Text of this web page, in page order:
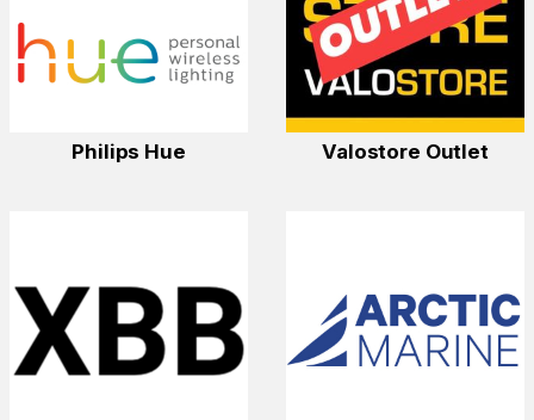
Philips Hue Valostore Outlet